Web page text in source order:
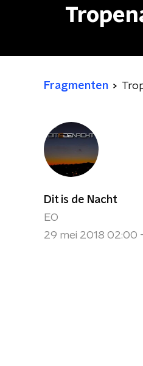
Fragmenten
Dit is de Nacht
EO
29 mei 2018 02:00